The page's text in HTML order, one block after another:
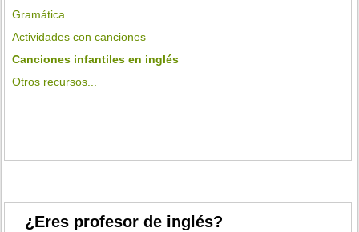
Gramática
Actividades con canciones
Canciones infantiles en inglés
Otros recursos...
¿Eres profesor de inglés?